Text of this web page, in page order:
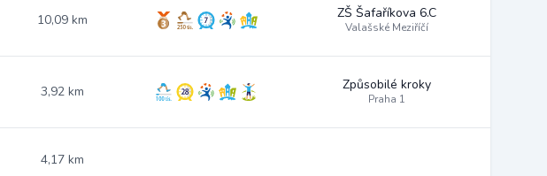
10,09 km ZŠ Šafaříkova 6.C
Valašské Meziříčí
3,92 km Způsobilé kroky
Praha 1
4,17 km